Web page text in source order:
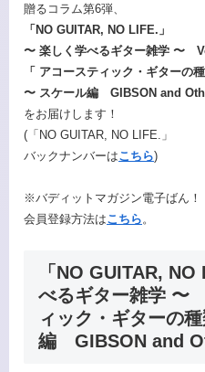
贈るコラム第6弾、
「NO GUITAR, NO LIFE.」
〜 楽しく学べるギター雑学 〜
「 アコースティック・ギターの種
〜 スケール編 GIBSON and
をお届けします！
(「NO GUITAR, NO LIFE.」
バックナンバーはこちら)
※バディットマガジン電子ばん！
会員登録方法はこちら。
「NO GUITAR,
べるギター雑学 〜
ィック・ギターの
編 GIBSON and